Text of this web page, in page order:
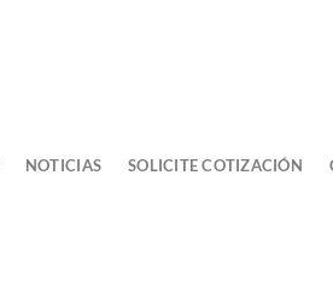
NOTICIAS SOLICITE COTIZACIÓN